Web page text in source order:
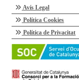
Avís Legal
Política Cookies
Política de Privacitat